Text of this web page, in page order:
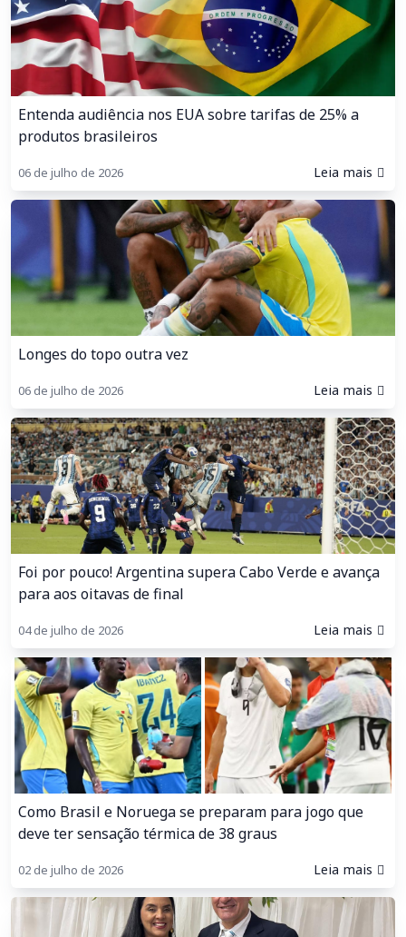
Entenda audiência nos EUA sobre tarifas de 25% a
produtos brasileiros
06 de julho de 2026 Leia mais
Longes do topo outra vez
06 de julho de 2026 Leia mais
Foi por pouco! Argentina supera Cabo Verde e avança
para aos oitavas de final
04 de julho de 2026 Leia mais
Como Brasil e Noruega se preparam para jogo que
deve ter sensação térmica de 38 graus
02 de julho de 2026 Leia mais